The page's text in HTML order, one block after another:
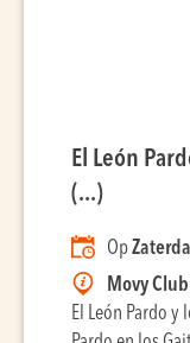
El León
(...)
Op
Movy
El León Pardo y